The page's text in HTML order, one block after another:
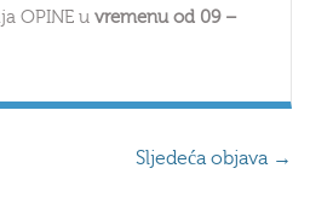
OPINE u vremenu od 09 –
Sljedeća objava →